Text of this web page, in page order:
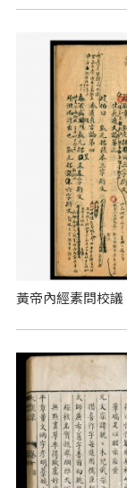
黃帝內經素問校